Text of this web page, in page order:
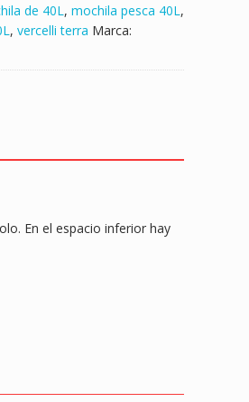
de 40L, mochila pesca 40L,
, vercelli terra Marca:
En el espacio inferior hay